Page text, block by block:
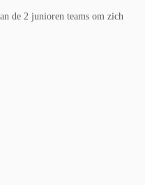
de 2 junioren teams om zich